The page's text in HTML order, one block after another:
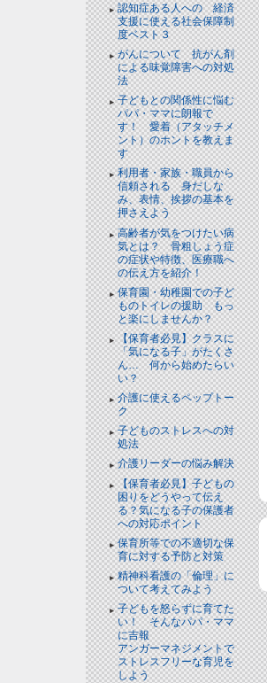
認知症ある人への 経済
支援に使える社会保障制
度ベスト３
がんについて 抗がん剤
による味覚障害への対処
法
子どもとの関係性に悩む
パパ・ママに朗報で
す！ 愛着（アタッチメ
ント）のホントを教えま
す
利用者・家族・職員から
信頼される 身だしな
み、表情、挨拶の基本を
押さえよう
高齢者が気をつけたい病
気とは？ 骨粗しょう症
の症状や特徴、医療職へ
の伝え方を紹介！
保育園・幼稚園での子ど
ものトイレの援助 もっ
と楽にしませんか？
【保育者必見】クラスに
「気になる子」がたくさ
ん… 何から始めたらい
い？
介護に使えるペップトー
ク
子どものストレスへの対
処法
介護リーダーの悩み解決
【保育者必見】子どもの
困りをどうやって伝え
る？気になる子の保護者
への対応ポイント
保育所等での不適切な保
育に対する予防と対策
精神科看護の「倫理」に
ついて考えてみよう
子どもを怒らずに育てた
い！ そんなパパ・ママ
に吉報
アンガーマネジメントで
ストレスフリーな育児を
しよう